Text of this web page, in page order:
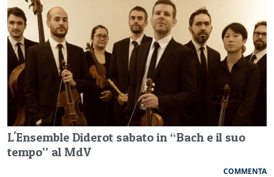
L'Ensemble Diderot sabato in “Bach e il suo
tempo” al MdV
COMMENTA